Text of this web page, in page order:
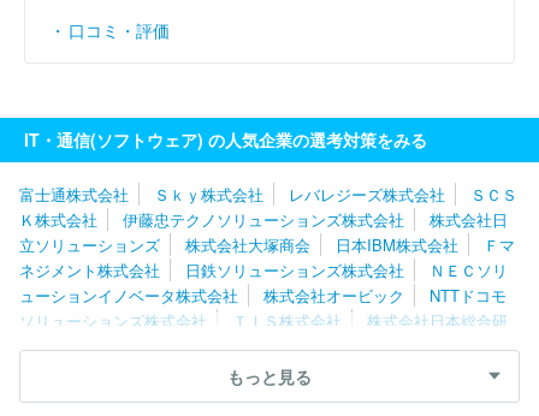
口コミ・評価
IT・通信(ソフトウェア) の人気企業の選考対策をみる
富士通株式会社 Ｓｋｙ株式会社 レバレジーズ株式会社
ＳＣＳ
Ｋ株式会社
伊藤忠テクノソリューションズ株式会社
株式会社日
立ソリューションズ
株式会社大塚商会 日本IBM株式会社
Ｆマ
ネジメント株式会社
日鉄ソリューションズ株式会社
ＮＥＣソリ
ューションイノベータ株式会社
株式会社オービック
NTTドコモ
ソリューションズ株式会社
ＴＩＳ株式会社
株式会社日本総合研
究所
トランス・コスモス株式会社 ＢＩＰＲＯＧＹ株式会社
株
三菱ＵＦＪインフォメーションテクノロジー
株式会社
もっと見る